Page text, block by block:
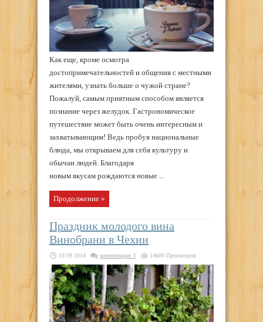
Как еще, кроме осмотра
достопримечательностей и общения с местными
жителями, узнать больше о чужой стране?
Пожалуй, самым приятным способом является
познание через желудок. Гастрономическое
путешествие может быть очень интересным и
захватывающим! Ведь пробуя национальные
блюда, мы открываем для себя культуру и
обычаи людей. Благодаря
новым вкусам рождаются новые ...
Продолжение »
Праздник молодого вина
Винобрани в Чехии
10.09.2014 комментария 3 14600 Просмотров